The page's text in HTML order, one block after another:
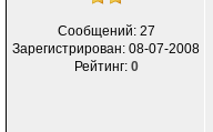
Сообщений: 27
Зарегистрирован: 08-07-2008
Рейтинг: 0